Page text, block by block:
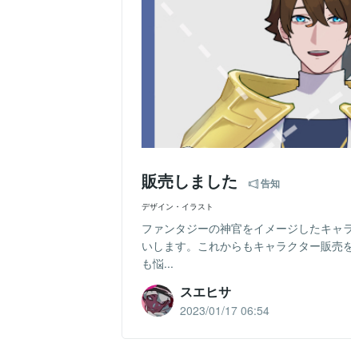
販売しました 告知
デザイン・イラスト
ファンタジーの神官をイメージしたキャ
いします。これからもキャラクター販売
も悩...
スエヒサ
2023/01/17 06:54